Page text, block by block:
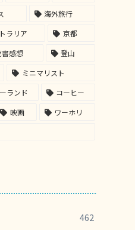
海外旅行
ラリア
京都
書感想
登山
ミニマリスト
ランド
コーヒー
映画
ワーホリ
462